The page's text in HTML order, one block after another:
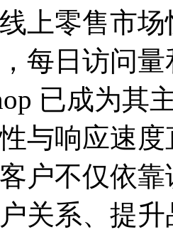
上零售市场
，每日访
已成为其
与响应速
户不仅依靠
系、提